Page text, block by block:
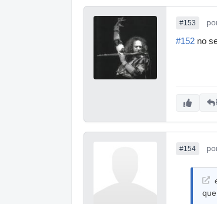
#153
#152 no
#154